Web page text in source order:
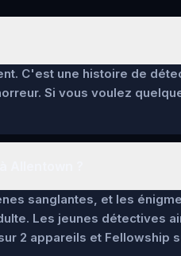
C'est une histoire de
Si vous voulez
sanglantes, et les
Les jeunes détectives
2 appareils et Fellowship